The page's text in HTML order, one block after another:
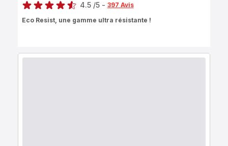
4.5 /5 - 397 Avis
Eco Resist, une gamme ultra résistante !